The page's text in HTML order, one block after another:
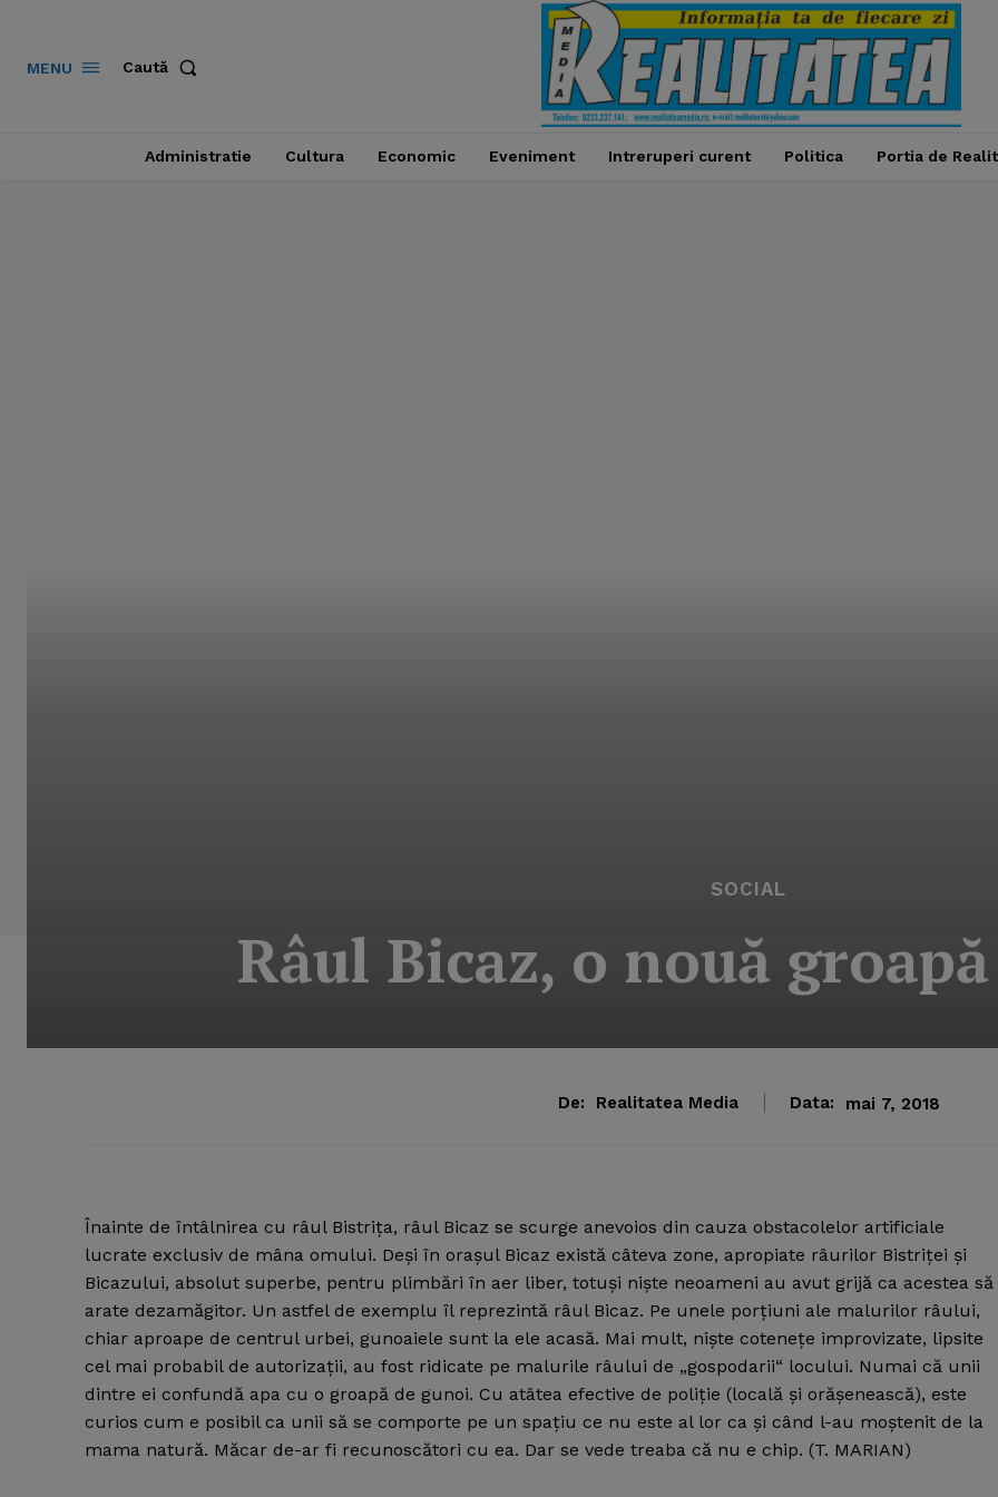
MENU Caută
Administratie Cultura Economic Eveniment Intreruperi curent Politica Portia de
SOCIAL
Râul Bicaz, o nouă
De: Realitatea Media Data: mai 7, 2018
Înainte de întâlnirea cu râul Bistriţa, râul Bicaz se scurge anevoios din cauza obstacolelor artificiale
lucrate exclusiv de mâna omului. Deşi în oraşul Bicaz există câteva zone, apropiate râurilor Bistriţei şi
Bicazului, absolut superbe, pentru plimbări în aer liber, totuşi nişte neoameni au avut grijă ca acestea să
arate dezamăgitor. Un astfel de exemplu îl reprezintă râul Bicaz. Pe unele porţiuni ale malurilor râului,
chiar aproape de centrul urbei, gunoaiele sunt la ele acasă. Mai mult, nişte coteneţe improvizate, lipsite
cel mai probabil de autorizaţii, au fost ridicate pe malurile râului de „gospodarii“ locului. Numai că unii
dintre ei confundă apa cu o groapă de gunoi. Cu atâtea efective de poliţie (locală şi orăşenească), este
curios cum e posibil ca unii să se comporte pe un spaţiu ce nu este al lor ca şi când l-au moştenit de la
mama natură. Măcar de-ar fi recunoscători cu ea. Dar se vede treaba că nu e chip. (T. MARIAN)